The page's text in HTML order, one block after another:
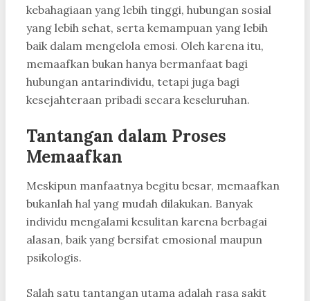
kebahagiaan yang lebih tinggi, hubungan sosial
yang lebih sehat, serta kemampuan yang lebih
baik dalam mengelola emosi. Oleh karena itu,
memaafkan bukan hanya bermanfaat bagi
hubungan antarindividu, tetapi juga bagi
kesejahteraan pribadi secara keseluruhan.
Tantangan dalam Proses
Memaafkan
Meskipun manfaatnya begitu besar, memaafkan
bukanlah hal yang mudah dilakukan. Banyak
individu mengalami kesulitan karena berbagai
alasan, baik yang bersifat emosional maupun
psikologis.
Salah satu tantangan utama adalah rasa sakit